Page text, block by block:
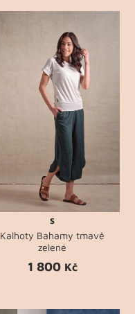
S
Kalhoty Bahamy tmavě
zelené
1 800 Kč